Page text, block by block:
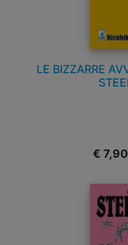
LE BIZZARRE
€ 7,90